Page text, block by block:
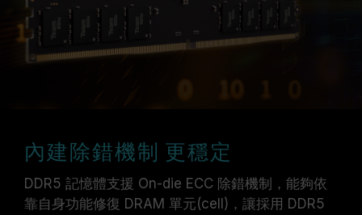
內建除錯機制 更穩定
DDR5 記憶體支援 On-die ECC 除錯機制，能夠依
靠自身功能修復 DRAM 單元(cell)，讓採用 DDR5